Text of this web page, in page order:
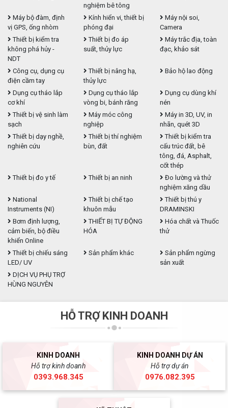
nghiệm bê tông
Máy bộ đàm, định
vị GPS, ống nhòm
Kính hiển vi, thiết bị
phóng đại
Máy nội soi,
Camera
Thiết bị kiểm tra
không phá hủy -
NDT
Thiết bị đo áp
suất, thủy lực
Máy trắc địa, toàn
đạc, khảo sát
Công cụ, dụng cụ
điện cầm tay
Thiết bị nâng hạ,
thủy lực
Bảo hộ lao động
Dụng cụ tháo lắp
cơ khí
Dụng cụ tháo lắp
vòng bi, bánh răng
Dụng cụ dùng khí
nén
Thiết bị vệ sinh làm
sạch
Máy móc công
nghiệp
Máy in 3D, UV, in
nhãn, quét 3D
Thiết bị dạy nghề,
nghiên cứu
Thiết bị thí nghiệm
bùn, đất
Thiết bị kiểm tra
cấu trúc đất, bê
tông, đá, Asphalt,
cốt thép
Thiết bị đo y tế
Thiết bị an ninh
Đo lường và thử
nghiệm xăng dầu
National
Instruments (NI)
Thiết bị chế tạo
khuôn mẫu
Thiết bị thú y
DRAMINSKI
Bơm định lượng,
cảm biến, bộ điều
khiển Online
THIẾT BỊ TỰ ĐỘNG
HÓA
Hóa chất và Thuốc
thử
Thiết bị chiếu sáng
LED/ UV
Sản phẩm khác
Sản phẩm ngừng
sản xuất
DỊCH VỤ PHỤ TRỢ
HÙNG NGUYÊN
HỖ TRỢ KINH DOANH
KINH DOANH
Hỗ trợ kinh doanh
0393.968.345
KINH DOANH DỰ ÁN
Hỗ trợ dự án
0976.082.395